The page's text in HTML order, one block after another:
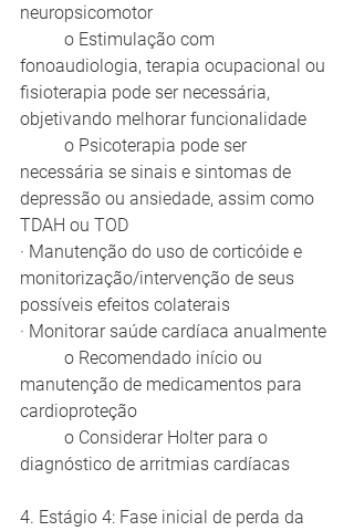
neuropsicomotor
fonoaudiologia, terapia ocupacional ou
fisioterapia pode ser necessária,
objetivando melhorar funcionalidade
necessária se sinais e sintomas de
depressão ou ansiedade, assim como
TDAH ou TOD
· Manutenção do uso de corticóide e
monitorização/intervenção de seus
possíveis efeitos colaterais
· Monitorar saúde cardíaca anualmente
manutenção de medicamentos para
cardioproteção
diagnóstico de arritmias cardíacas
4. Estágio 4: Fase inicial de perda da